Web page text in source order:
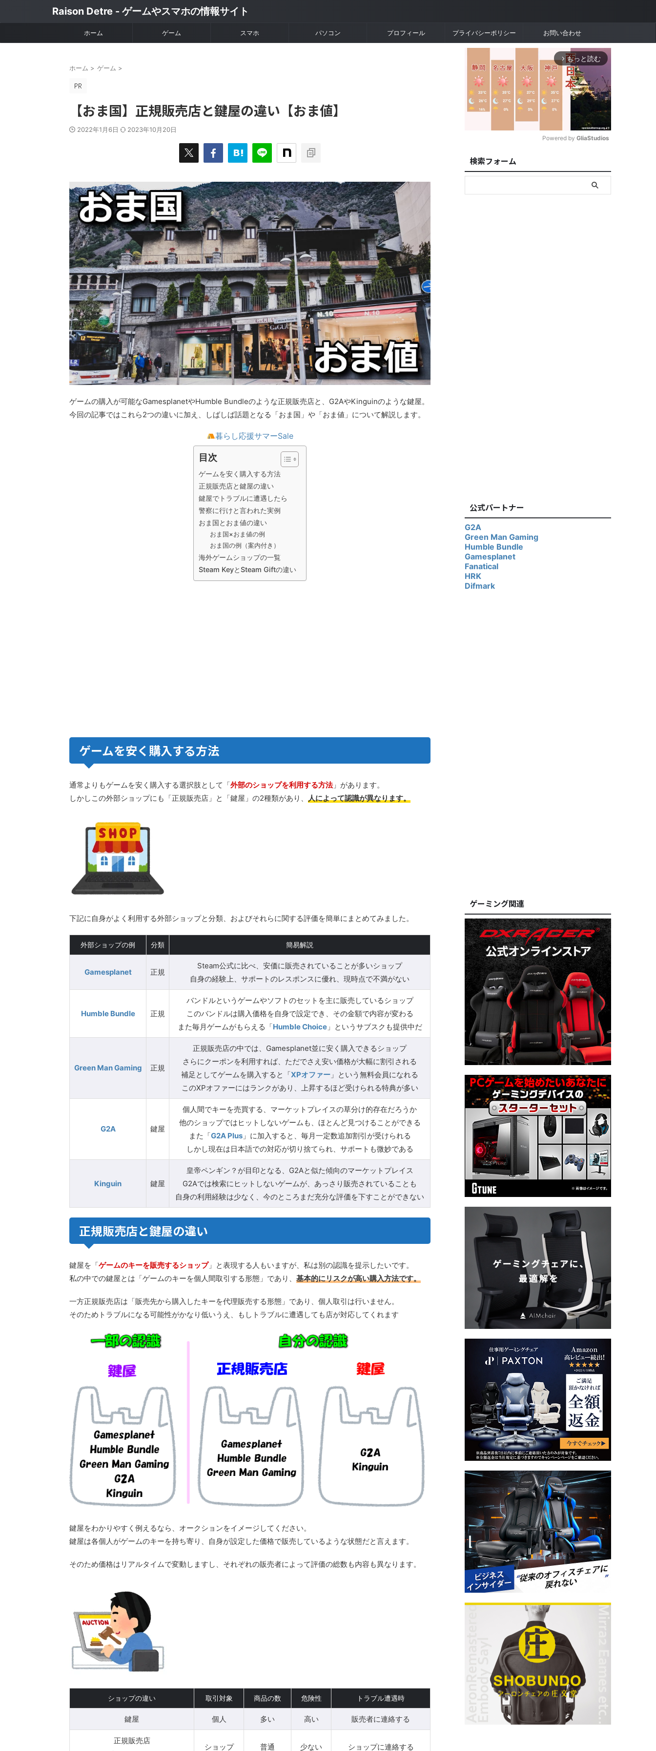
Raison Detre - ゲームやスマホの情報サイト
ホーム ゲーム スマホ パソコン プロフィール プライバシーポリシー お問い合わせ
ホーム > ゲーム >
【おま国】正規販売店と鍵屋の違い【おま値】
2022年1月6日 2023年10月20日
ゲームの購入が可能なGamesplanetやHumble Bundleのような正規販売店と、G2AやKinguinのような鍵屋。
今回の記事ではこれら2つの違いに加え、しばしば話題となる「おま国」や「おま値」について解説します。
暮らし応援サマーSale
目次
ゲームを安く購入する方法
正規販売店と鍵屋の違い
鍵屋でトラブルに遭遇したら
警察に行けと言われた実例
おま国とおま値の違い
おま国×おま値の例
おま国の例（案内付き）
海外ゲームショップの一覧
Steam KeyとSteam Giftの違い
ゲームを安く購入する方法
通常よりもゲームを安く購入する選択肢として「外部のショップを利用する方法」があります。
しかしこの外部ショップにも「正規販売店」と「鍵屋」の2種類があり、
人によって認識が異なります。
下記に自身がよく利用する外部ショップと分類、およびそれらに関する評価を簡単にまとめてみました。
外部ショップの例 分類 簡易解説
Gamesplanet 正規
Steam公式に比べ、安価に販売されていることが多いショップ
自身の経験上、サポートのレスポンスに優れ、現時点で不満がない
Humble Bundle 正規
バンドルというゲームやソフトのセットを主に販売しているショップ
このバンドルは購入価格を自身で設定でき、その金額で内容が変わる
また毎月ゲームがもらえる「Humble Choice」というサブスクも提供中だ
Green Man Gaming 正規
正規販売店の中では、Gamesplanet並に安く購入できるショップ
さらにクーポンを利用すれば、ただでさえ安い価格が大幅に割引される
補足としてゲームを購入すると「XPオファー 」という無料会員になれる
このXPオファーにはランクがあり、上昇するほど受けられる特典が多い
G2A 鍵屋
個人間でキーを売買する、マーケットプレイスの草分け的存在だろうか
他のショップではヒットしないゲームも、ほとんど見つけることができる
また「G2A Plus」に加入すると、毎月一定数追加割引が受けられる
しかし現在は日本語での対応が切り捨てられ、サポートも微妙である
Kinguin 鍵屋
皇帝ペンギン？が目印となる、G2Aと似た傾向のマーケットプレイス
G2Aでは検索にヒットしないゲームが、あっさり販売されていることも
自身の利用経験は少なく、今のところまだ充分な評価を下すことができない
正規販売店と鍵屋の違い
鍵屋を「ゲームのキーを販売するショップ」と表現する人もいますが、私は別の認識を提示したいです。
私の中での鍵屋とは「ゲームのキーを個人間取引する形態」であり、 基本的にリスクが高い購入方法です。
一方正規販売店は「販売先から購入したキーを代理販売する形態」であり、個人取引は行いません。
そのためトラブルになる可能性がかなり低いうえ、もしトラブルに遭遇しても店が対応してくれます
鍵屋をわかりやすく例えるなら、オークションをイメージしてください。
鍵屋は各個人がゲームのキーを持ち寄り、自身が設定した価格で販売しているような状態だと言えます。
そのため価格はリアルタイムで変動しますし、それぞれの販売者によって評価の総数も内容も異なります。
ショップの違い 取引対象 商品の数 危険性 トラブル遭遇時
鍵屋 個人 多い 高い 販売者に連絡する
正規販売店
ショップ 普通 少ない ショップに連絡する
arrow_forward_ios もっと読む
u
t
Powered by GliaStudios
検索フォーム
公式パートナー
G2A
Green Man Gaming
Humble Bundle
Gamesplanet
Fanatical
HRK
Difmark
ゲーミング関連